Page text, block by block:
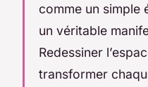
comme un simple
un véritable
Redessiner
transformer